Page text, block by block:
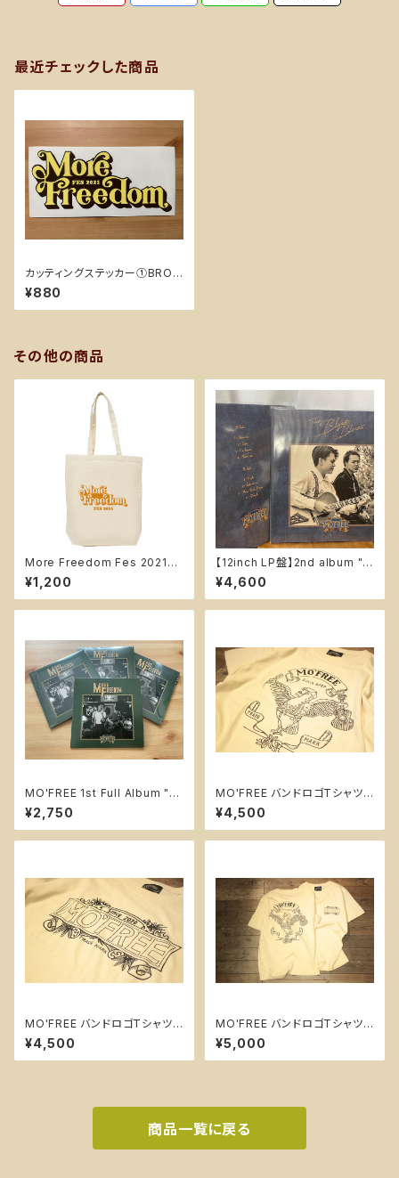
最近チェックした商品
カッティングステッカー①BRO
WN×CREAM YELLOW
¥880
その他の商品
More Freedom Fes 2021
オリジナルトート
¥1,200
【12inch LP盤】2nd album "T
he Blue Blues"
¥4,600
MO'FREE 1st Full Album "M
ore Freedom"
¥2,750
MO'FREE バンドロゴTシャツ
【B・フロントハトロゴ】
¥4,500
MO'FREE バンドロゴTシャツ
【A・フロント英字ロゴ】
¥4,500
MO'FREE バンドロゴTシャツ
【C・フロントロゴ＋バックプリン
ト】
¥5,000
商品一覧に戻る